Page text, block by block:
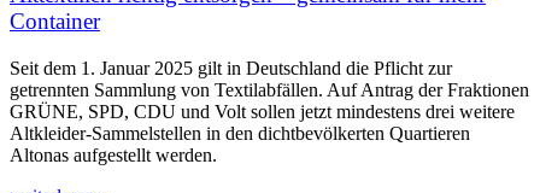
Container
Seit dem 1. Januar 2025 gilt in Deutschland die Pflicht zur
getrennten Sammlung von Textilabfällen. Auf Antrag der Fraktionen
GRÜNE, SPD, CDU und Volt sollen jetzt mindestens drei weitere
Altkleider-Sammelstellen in den dichtbevölkerten Quartieren
Altonas aufgestellt werden.